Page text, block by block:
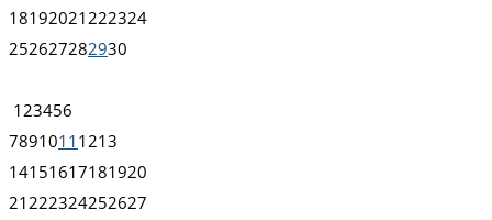
18192021 222324
252627282930
1 23456
7891011 1213
14151617181920
21 222324252627